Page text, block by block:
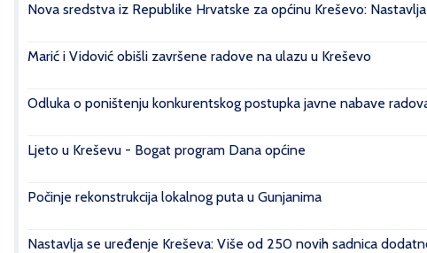
Nova sredstva iz Republike Hrvatske za općinu Kreševo:
Marić i Vidović obišli završene radove na ulazu u Kreševo
Odluka o poništenju konkurentskog postupka javne nabave
Ljeto u Kreševu - Bogat program Dana općine
Počinje rekonstrukcija lokalnog puta u Gunjanima
Nastavlja se uređenje Kreševa: Više od 250 novih sadnica